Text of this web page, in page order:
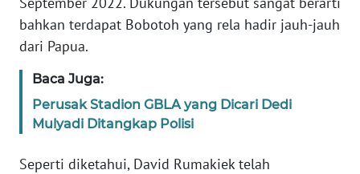
bahkan terdapat Bobotoh yang rela hadir jauh-jauh
dari Papua.
Baca Juga:
Perusak Stadion GBLA yang Dicari Dedi
Mulyadi Ditangkap Polisi
Seperti diketahui, David Rumakiek telah
KONTAK
KAMI
IKLAN
TENTANG